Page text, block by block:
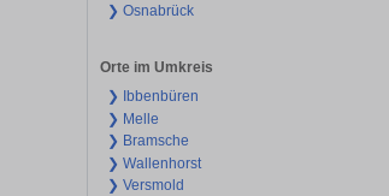
❯ Osnabrück
Orte im Umkreis
❯ Ibbenbüren
❯ Melle
❯ Bramsche
❯ Wallenhorst
❯ Versmold